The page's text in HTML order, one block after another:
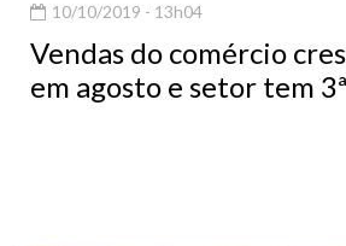
10/10/2019 - 13h04
Vendas do comércio
em agosto e setor tem